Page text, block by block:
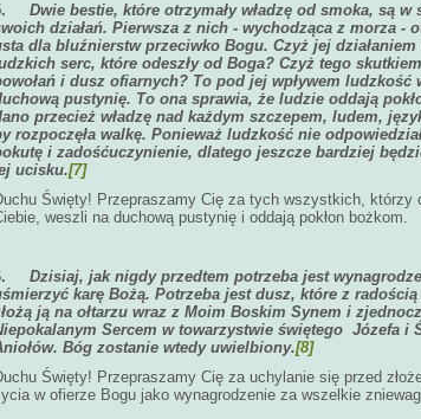
Dwie bestie, które otrzymały władzę od smoka, są w
działań. Pierwsza z nich - wychodząca z morza -
dla bluźnierstw przeciwko Bogu. Czyż jej
serc, które odeszły od Boga? Czyż tego
i dusz ofiarnych? To pod jej wpływem ludzkość
pustynię. To ona sprawia, że ludzie oddają
przecież władzę nad każdym szczepem, ludem,
rozpoczęła walkę. Ponieważ ludzkość nie
i zadośćuczynienie, dlatego jeszcze bardziej
ucisku.[7]
Święty! Przepraszamy Cię za tych wszystkich, którzy
weszli na duchową pustynię i oddają pokłon bożkom.
Dzisiaj, jak nigdy przedtem potrzeba jest
karę Bożą. Potrzeba jest dusz, które z
ją na ołtarzu wraz z Moim Boskim Synem i
Sercem w towarzystwie świętego Józefa i
Bóg zostanie wtedy uwielbiony.[8]
Święty! Przepraszamy Cię za uchylanie się przed
w ofierze Bogu jako wynagrodzenie za wszelkie